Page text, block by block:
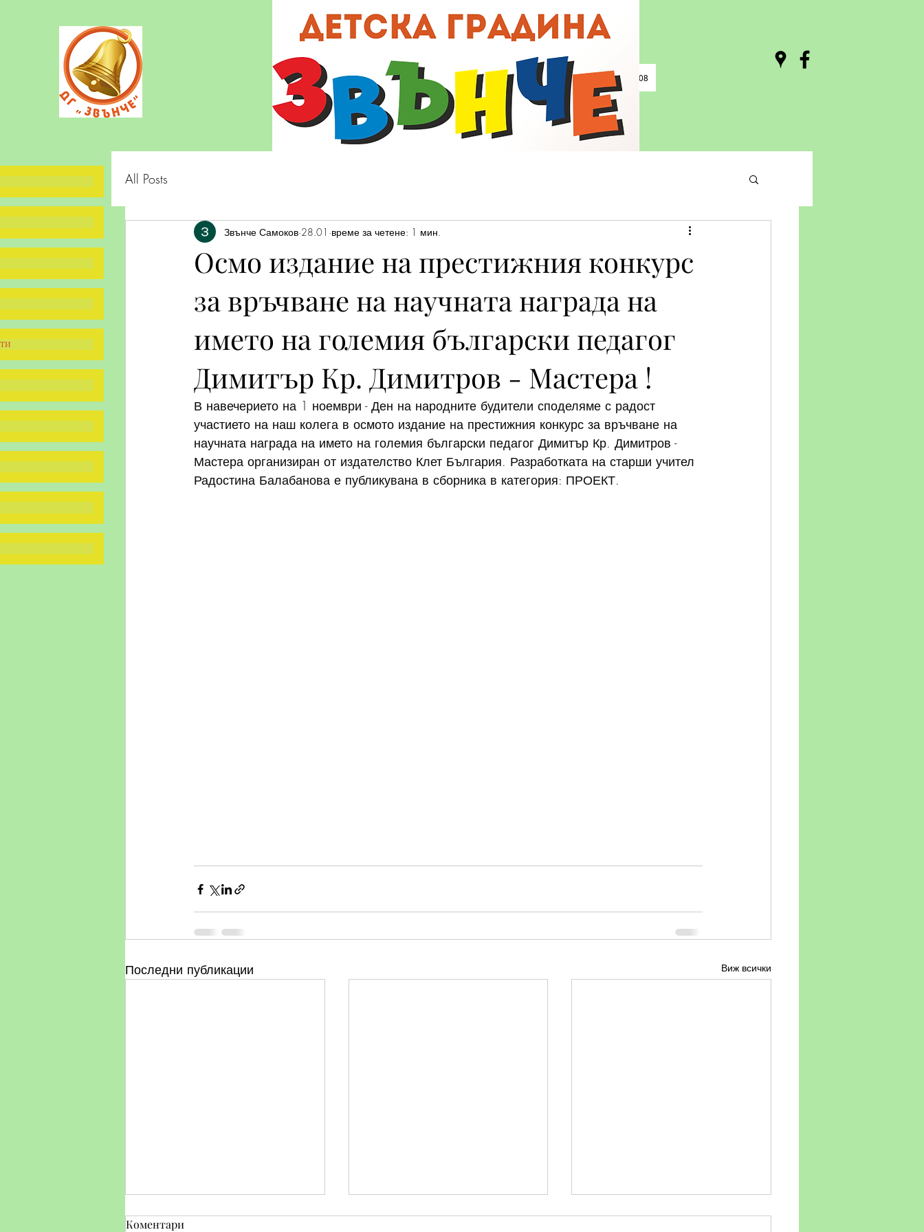
00:00 / 03:08
All Posts
Осмо издание на престижния конкурс
за връчване на научната награда на
името на големия български педагог
Димитър Кр. Димитров - Мастера !
Звънче Самоков 28.01 време за четене: 1 мин.
В навечерието на 1 ноември - Ден на народните будители споделяме с радост
участието на наш колега в осмото издание на престижния конкурс за връчване на
научната награда на името на големия български педагог Димитър Кр. Димитров -
Мастера организиран от издателство Клет България. Разработката на старши учител
Радостина Балабанова е публикувана в сборника в категория: ПРОЕКТ.
Последни публикации Виж всички
Коментари